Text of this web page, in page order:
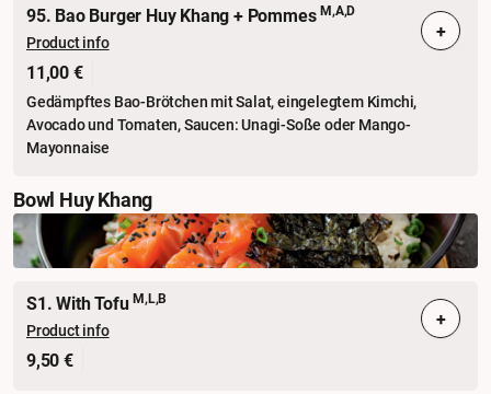
95. Bao Burger Huy Khang + PommesM,A,D
Product info
11,00 €
Gedämpftes Bao-Brötchen mit Salat, eingelegtem Kimchi,
Avocado und Tomaten, Saucen: Unagi-Soße oder Mango-
Mayonnaise
+
Bowl Huy Khang
S1. With TofuM,L,B
Product info
9,50 €
+